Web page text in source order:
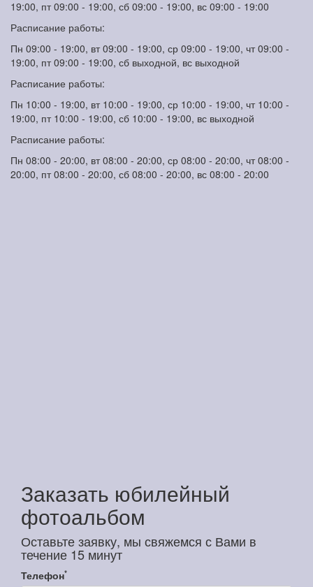
19:00, пт 09:00 - 19:00, сб 09:00 - 19:00, вс 09:00 - 19:00
Расписание работы:
Пн 09:00 - 19:00, вт 09:00 - 19:00, ср 09:00 - 19:00, чт 09:00 -
19:00, пт 09:00 - 19:00, сб выходной, вс выходной
Расписание работы:
Пн 10:00 - 19:00, вт 10:00 - 19:00, ср 10:00 - 19:00, чт 10:00 -
19:00, пт 10:00 - 19:00, сб 10:00 - 19:00, вс выходной
Расписание работы:
Пн 08:00 - 20:00, вт 08:00 - 20:00, ср 08:00 - 20:00, чт 08:00 -
20:00, пт 08:00 - 20:00, сб 08:00 - 20:00, вс 08:00 - 20:00
Заказать юбилейный
фотоальбом
Оставьте заявку, мы свяжемся с Вами в
течение 15 минут
Телефон*